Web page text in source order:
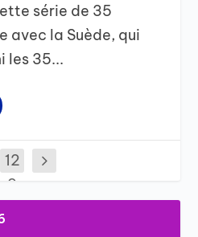
série de 35
avec la Suède, qui
les 35...
12
9